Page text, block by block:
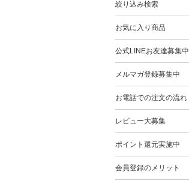
絞り込み検索
お気に入り商品
公式LINEお友達募集中
メルマガ登録募集中
お電話での注文の流れ
レビュー大募集
ポイント還元実施中
会員登録のメリット